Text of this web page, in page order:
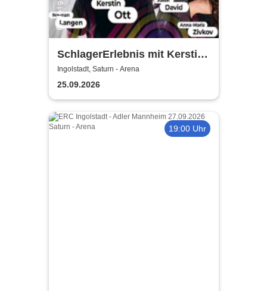
SchlagerErlebnis mit Kerstin
Ott u.v.a. - Kerstin Ott,
Norman Langen, Julian David
Ingolstadt, Saturn - Arena
25.09.2026
19:00 Uhr